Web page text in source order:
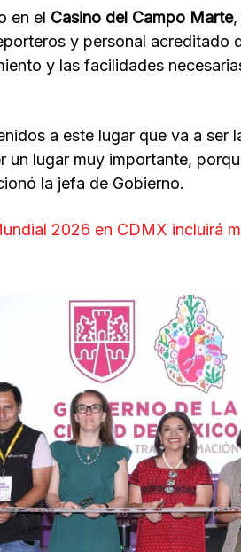
en el Casino del Campo Marte,
y personal acreditado
y las facilidades
a este lugar que va a ser
un lugar muy importante,
la jefa de Gobierno.
2026 en CDMX incluirá